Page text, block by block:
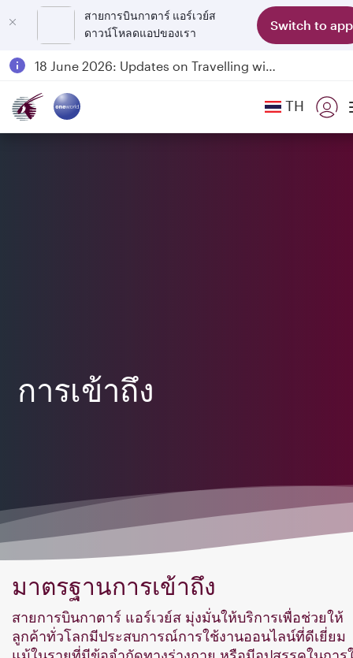
สายการบินกาตาร์ แอร์เวย์ส
ดาวน์โหลดแอปของเรา
Switch to app
Passengers flying between Doha and Auckland on QR914 and QR915
18 June 2026: Updates on Travelling with Power Banks
Qatar Airways Expands Global Network to over 160 Destinations TH
การเข้าถึง
มาตรฐานการเข้าถึง
สายการบินกาตาร์ แอร์เวย์ส มุ่งมั่นให้บริการเพื่อช่วยให้
ลูกค้าทั่วโลกมีประสบการณ์การใช้งานออนไลน์ที่ดีเยี่ยม